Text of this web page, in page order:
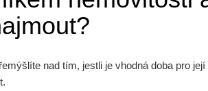
nad tím, jestli je vhodná doba pro